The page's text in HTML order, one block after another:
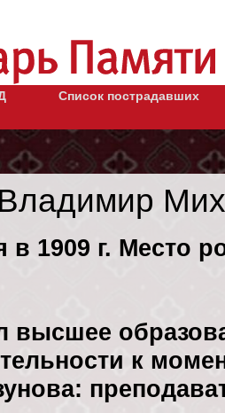
Список пострадавших
Владимир
в 1909 г. Место
высшее
к